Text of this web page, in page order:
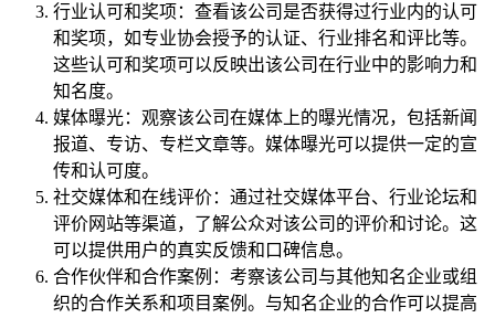
行业认可和奖项：查看该公司是否获得过行业内的认可
和奖项，如专业协会授予的认证、行业排名和评比等。
这些认可和奖项可以反映出该公司在行业中的影响力和
知名度。
媒体曝光：观察该公司在媒体上的曝光情况，包括新闻
报道、专访、专栏文章等。媒体曝光可以提供一定的宣
传和认可度。
社交媒体和在线评价：通过社交媒体平台、行业论坛和
评价网站等渠道，了解公众对该公司的评价和讨论。这
可以提供用户的真实反馈和口碑信息。
合作伙伴和合作案例：考察该公司与其他知名企业或组
织的合作关系和项目案例。与知名企业的合作可以提高